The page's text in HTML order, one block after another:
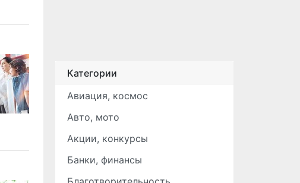
Категории
Авиация, космос
Авто, мото
Акции, конкурсы
Банки, финансы